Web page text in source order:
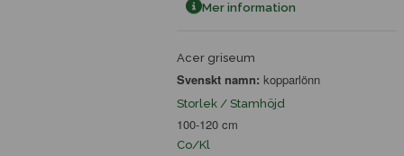
Mer information
Acer griseum
Svenskt namn: kopparlönn
Storlek / Stamhöjd
100-120 cm
Co/Kl